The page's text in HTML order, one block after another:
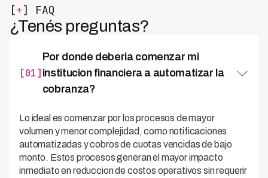
[+] FAQ
¿Tenés preguntas?
[01]
Por donde deberia comenzar mi
institucion financiera a automatizar la
cobranza?
Lo ideal es comenzar por los procesos de mayor
volumen y menor complejidad, como notificaciones
automatizadas y cobros de cuotas vencidas de bajo
monto. Estos procesos generan el mayor impacto
inmediato en reduccion de costos operativos sin requerir